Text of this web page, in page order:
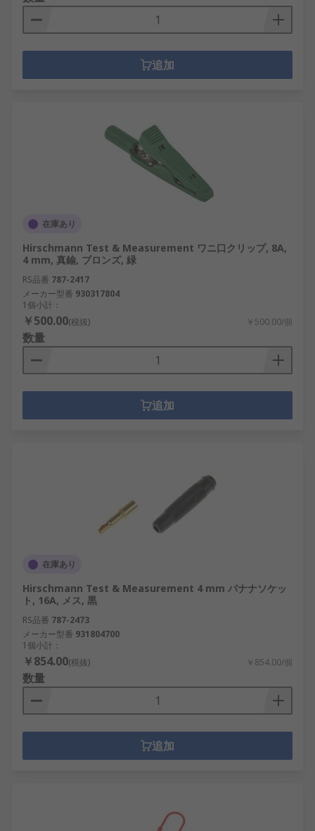
追加
在庫あり
Hirschmann Test & Measurement ワニ口クリップ, 8A,
4 mm, 真鍮, ブロンズ, 緑
RS品番 787-2417
メーカー型番 930317804
1個小計：
￥500.00(税抜) ￥500.00/個
数量
追加
在庫あり
Hirschmann Test & Measurement 4 mm バナナソケッ
ト, 16A, メス, 黒
RS品番 787-2473
メーカー型番 931804700
1個小計：
￥854.00(税抜) ￥854.00/個
数量
追加